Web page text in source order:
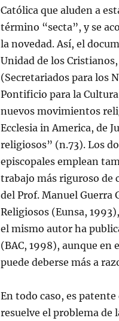
Católica que aluden a
término “secta”, y se
la novedad. Así, el
Unidad de los
(Secretariados para los
Pontificio para la
nuevos movimientos
Ecclesia in America, de
religiosos” (n.73). Los
episcopales emplean
trabajo más riguroso de
del Prof. Manuel
Religiosos (Eunsa,
el mismo autor ha
(BAC, 1998), aunque
puede deberse más a
En todo caso, es
resuelve el problema de